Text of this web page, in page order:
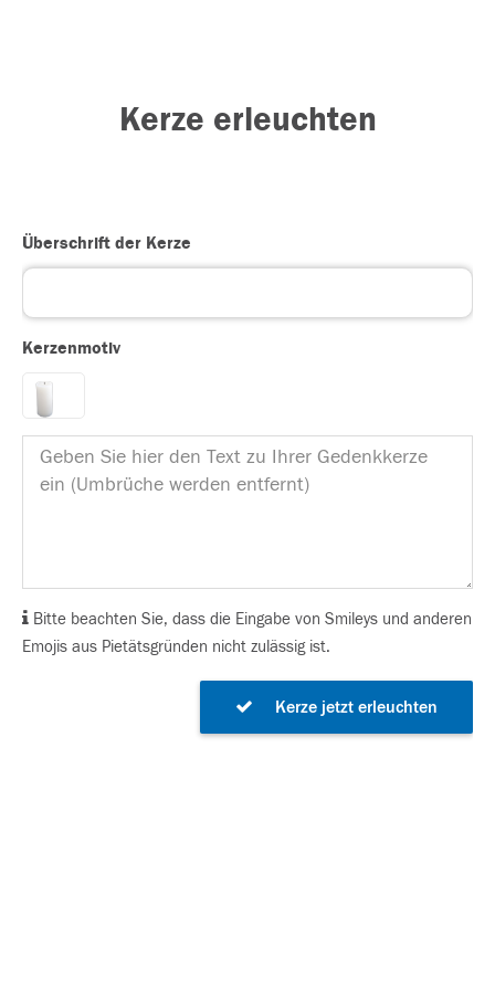
Kerze erleuchten
Überschrift der Kerze
Kerzenmotiv
Bitte beachten Sie, dass die Eingabe von Smileys und anderen
Emojis aus Pietätsgründen nicht zulässig ist.
Kerze jetzt erleuchten